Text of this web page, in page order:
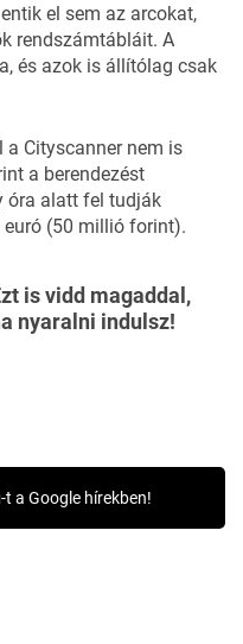
el sem az arcokat,
rendszámtábláit. A
és azok is állítólag csak
Cityscanner nem is
a berendezést
óra alatt fel tudják
(50 millió forint).
is vidd magaddal,
nyaralni indulsz!
-t a Google hírekben!